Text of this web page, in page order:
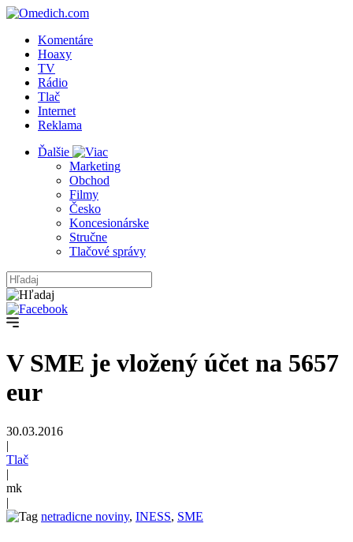
Komentáre
Hoaxy
TV
Rádio
Tlač
Internet
Reklama
Ďalšie
Marketing
Obchod
Filmy
Česko
Koncesionárske
Stručne
Tlačové správy
V SME je vložený účet na 5657
eur
30.03.2016
|
Tlač
|
mk
|
netradicne noviny, INESS, SME